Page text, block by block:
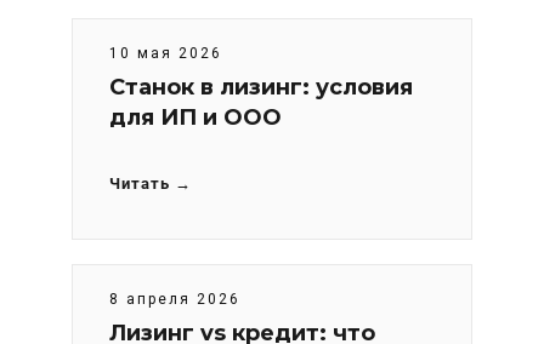
10 мая 2026
Станок в лизинг: условия
для ИП и ООО
Читать →
8 апреля 2026
Лизинг vs кредит: что